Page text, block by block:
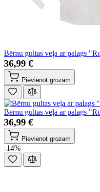
Bērnu gultas veļa ar palags
36,99 €
Pievienot grozam
Bērnu gultas veļa ar palags
36,99 €
Pievienot grozam
-14%